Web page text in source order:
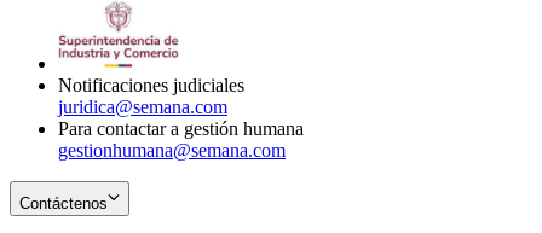
Notificaciones judiciales
juridica@semana.com
Para contactar a gestión humana
gestionhumana@semana.com
Contáctenos